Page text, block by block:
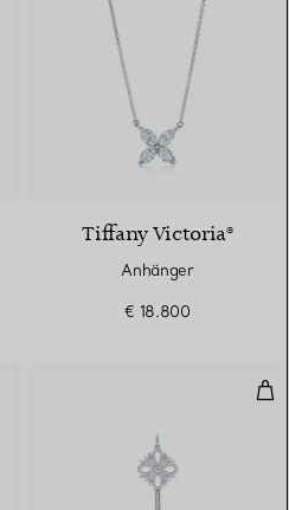
Tiffany Victoria®
Anhänger
€ 18.800